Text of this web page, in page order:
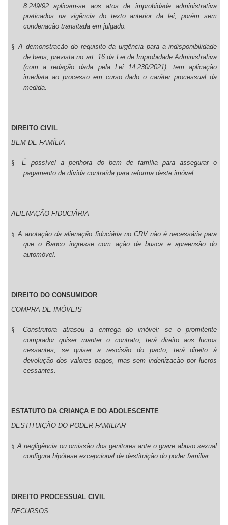
8.249/92 aplicam-se aos atos de improbidade administrativa
praticados na vigência do texto anterior da lei, porém sem
condenação transitada em julgado.
§ A demonstração do requisito da urgência para a indisponibilidade
de bens, prevista no art. 16 da Lei de Improbidade Administrativa
(com a redação dada pela Lei 14.230/2021), tem aplicação
imediata ao processo em curso dado o caráter processual da
medida.
DIREITO CIVIL
BEM DE FAMÍLIA
§
É possível a penhora do bem de família para assegurar o
pagamento de dívida contraída para reforma deste imóvel.
ALIENAÇÃO FIDUCIÁRIA
§ A anotação da alienação fiduciária no CRV não é necessária para
que o Banco ingresse com ação de busca e apreensão do
automóvel.
DIREITO DO CONSUMIDOR
COMPRA DE IMÓVEIS
§
Construtora atrasou a entrega do imóvel; se o promitente
comprador quiser manter o contrato, terá direito aos lucros
cessantes; se quiser a rescisão do pacto, terá direito à
devolução dos valores pagos, mas sem indenização por lucros
cessantes.
ESTATUTO DA CRIANÇA E DO ADOLESCENTE
DESTITUIÇÃO DO PODER FAMILIAR
§ A negligência ou omissão dos genitores ante o grave abuso sexual
configura hipótese excepcional de destituição do poder familiar.
DIREITO PROCESSUAL CIVIL
RECURSOS